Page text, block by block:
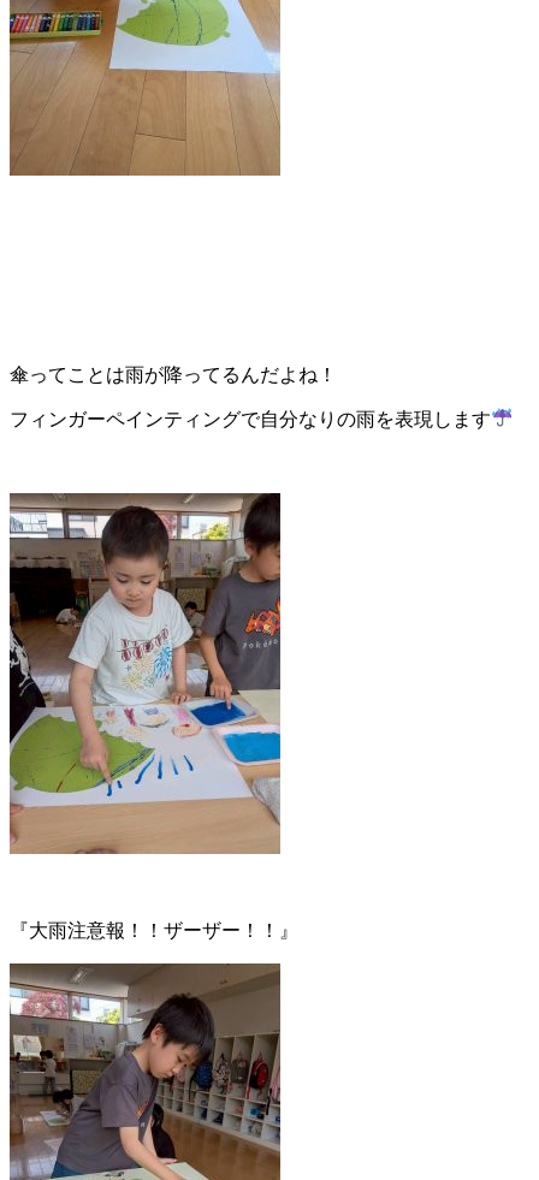
傘ってことは雨が降ってるんだよね！
フィンガーペインティングで自分なりの雨を表現します
『大雨注意報！！ザーザー！！』